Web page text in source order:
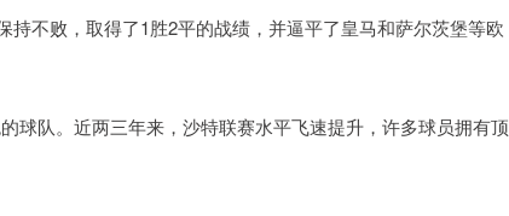
不败，取得了1胜2平的战绩，并逼平了皇马和萨尔茨堡等欧
球队。近两三年来，沙特联赛水平飞速提升，许多球员拥有顶